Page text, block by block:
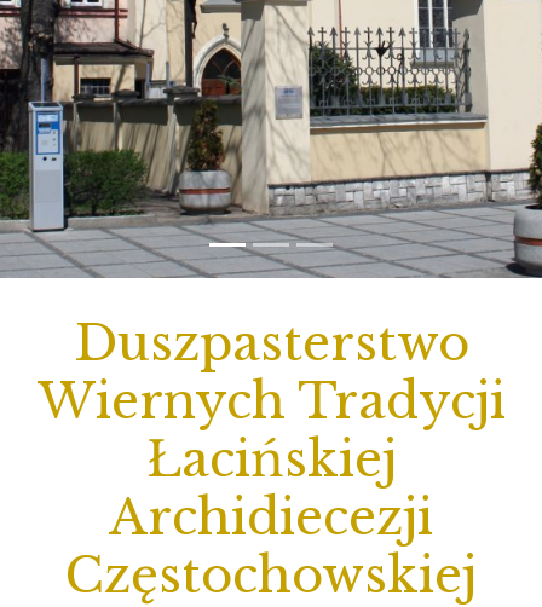
Duszpasterstwo
Wiernych Tradycji
Łacińskiej
Archidiecezji
Częstochowskiej